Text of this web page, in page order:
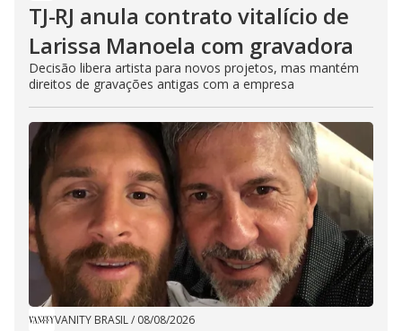
TJ-RJ anula contrato vitalício de
Larissa Manoela com gravadora
Decisão libera artista para novos projetos, mas mantém
direitos de gravações antigas com a empresa
VANITY BRASIL/ 08/08/2026